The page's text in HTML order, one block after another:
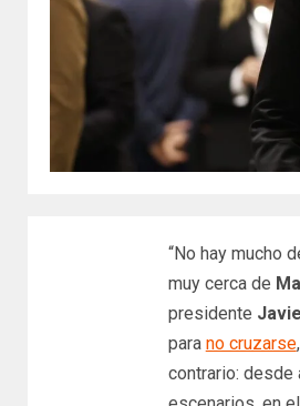
“No hay mucho
muy cerca de
presidente
para no cruzarse
contrario: desde